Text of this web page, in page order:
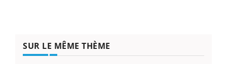
SUR LE MÊME THÈME